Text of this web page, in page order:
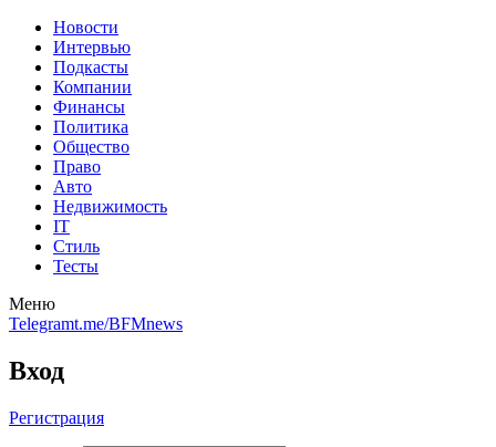
Новости
Интервью
Подкасты
Компании
Финансы
Политика
Общество
Право
Авто
Недвижимость
IT
Стиль
Тесты
Меню
Telegramt.me/BFMnews
Вход
Регистрация